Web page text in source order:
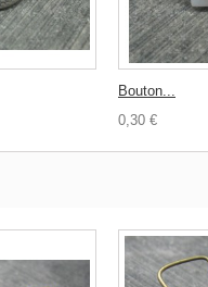
Bouton...
0,30 €